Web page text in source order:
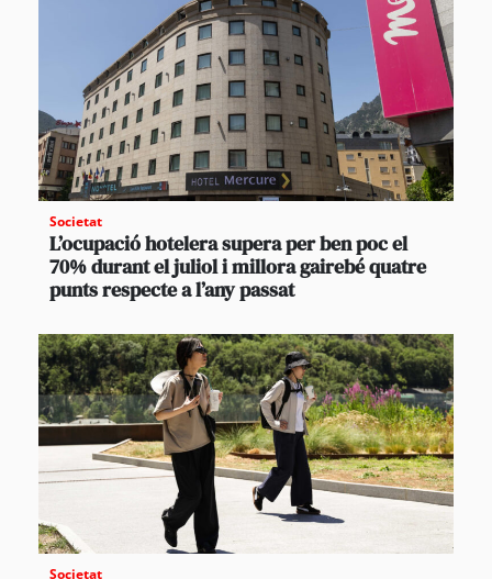
Societat
L’ocupació hotelera supera per ben poc el
70% durant el juliol i millora gairebé quatre
punts respecte a l’any passat
Societat